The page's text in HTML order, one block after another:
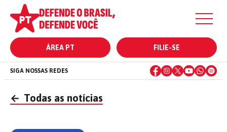
ÁREA PT FILIE-SE
SIGA NOSSAS REDES
← Todas as notícias